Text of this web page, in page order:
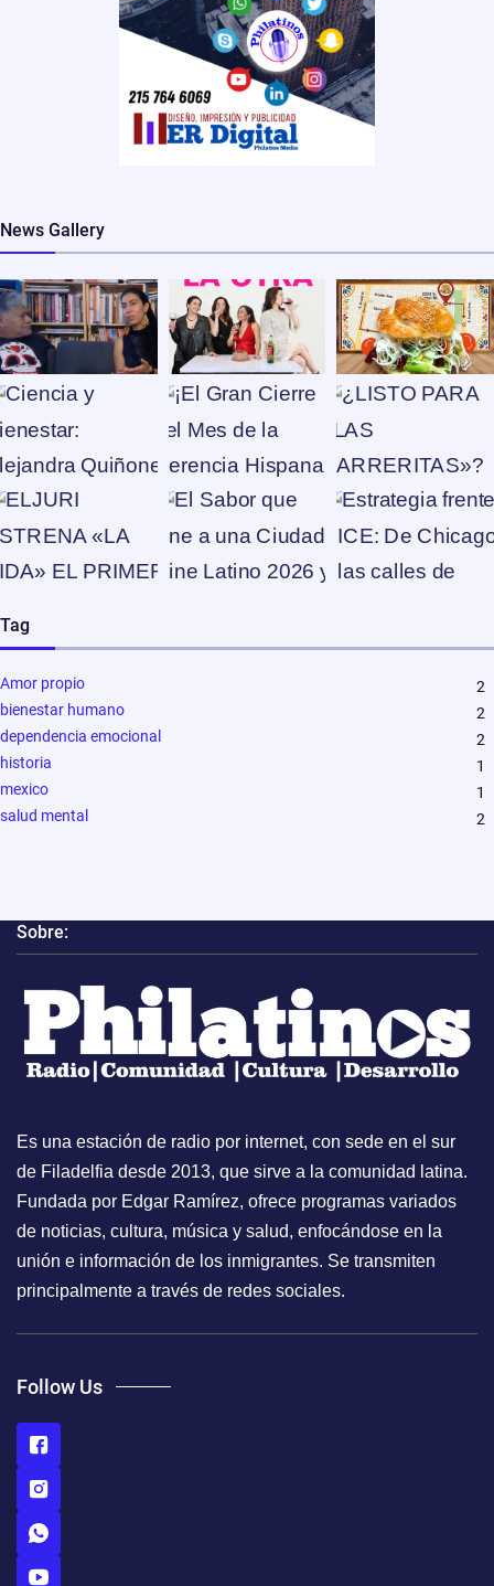
News Gallery
Tag
Amor propio
2
bienestar humano
2
dependencia emocional
2
historia
1
mexico
1
salud mental
2
Sobre:
Es una estación de radio por internet, con sede en el sur
de Filadelfia desde 2013, que sirve a la comunidad latina.
Fundada por Edgar Ramírez, ofrece programas variados
de noticias, cultura, música y salud, enfocándose en la
unión e información de los inmigrantes. Se transmiten
principalmente a través de redes sociales.
Follow Us